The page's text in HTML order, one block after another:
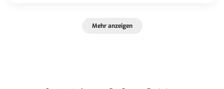
Mehr anzeigen